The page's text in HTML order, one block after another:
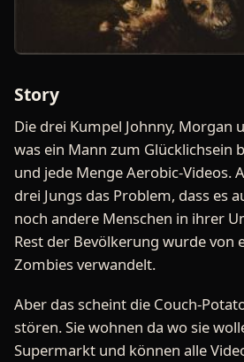
Story
Die drei Kumpel Johnny, Morgan
was ein Mann zum Glücklichsein
und jede Menge Aerobic-Videos.
drei Jungs das Problem, dass es
noch andere Menschen in ihrer
Rest der Bevölkerung wurde von
Zombies verwandelt.
Aber das scheint die Couch-
stören. Sie wohnen da wo sie
Supermarkt und können alle